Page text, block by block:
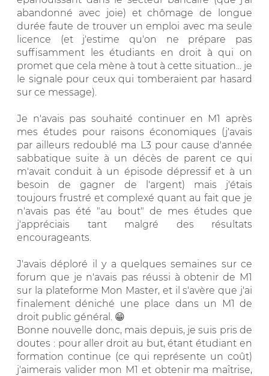
abandonné avec joie) et chômage de longue
durée faute de trouver un emploi avec ma seule
licence (et j'estime qu'on ne prépare pas
suffisamment les étudiants en droit à qui on
promet que cela mène à tout à cette situation... je
le signale pour ceux qui tomberaient par hasard
sur ce message).
Je n'avais pas souhaité continuer en M1 après
mes études pour raisons économiques (j'avais
par ailleurs redoublé ma L3 pour cause d'année
sabbatique suite à un décès de parent ce qui
m'avait conduit à un épisode dépressif et à un
besoin de gagner de l'argent) mais j'étais
toujours frustré et complexé quant au fait que je
n'avais pas été "au bout" de mes études que
j'appréciais tant malgré des résultats
encourageants.
J'avais déploré il y a quelques semaines sur ce
forum que je n'avais pas réussi à obtenir de M1
sur la plateforme Mon Master, et il s'avère que j'ai
finalement déniché une place dans un M1 de
droit public général. 😁
Bonne nouvelle donc, mais depuis, je suis pris de
doutes : pour aller droit au but, étant étudiant en
formation continue (ce qui représente un coût)
j'aimerais valider mon M1 et obtenir ma maîtrise,